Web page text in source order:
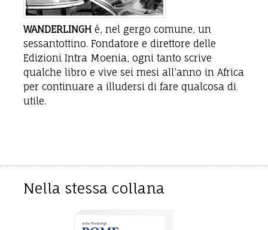
WANDERLINGH è, nel gergo comune, un
sessantottino. Fondatore e direttore delle
Edizioni Intra Moenia, ogni tanto scrive
qualche libro e vive sei mesi all’anno in Africa
per continuare a illudersi di fare qualcosa di
utile.
Nella stessa collana